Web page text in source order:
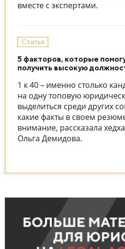
вместе с экспертами.
Статья
5 факторов, которые
получить высокую
1 к 40 – именно столько
на одну топовую
выделиться среди других
какие факты в своем
внимание, рассказала
Ольга Демидова.